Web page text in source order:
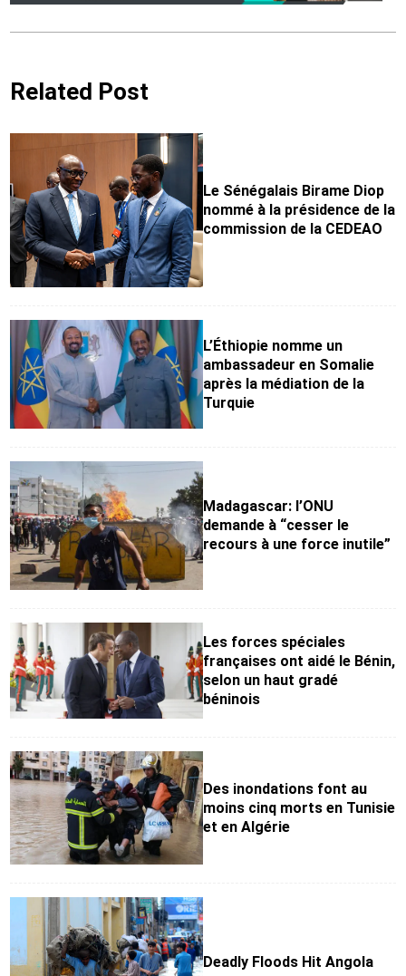
Related Post
Le Sénégalais Birame Diop
nommé à la présidence de la
commission de la CEDEAO
L’Éthiopie nomme un
ambassadeur en Somalie
après la médiation de la
Turquie
Madagascar: l’ONU
demande à “cesser le
recours à une force inutile”
Les forces spéciales
françaises ont aidé le Bénin,
selon un haut gradé
béninois
Des inondations font au
moins cinq morts en Tunisie
et en Algérie
Deadly Floods Hit Angola